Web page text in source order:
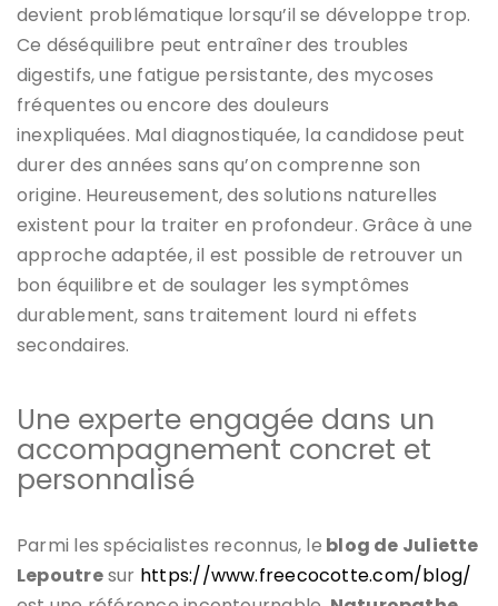
devient problématique lorsqu’il se développe trop.
Ce déséquilibre peut entraîner des troubles
digestifs, une fatigue persistante, des mycoses
fréquentes ou encore des douleurs
inexpliquées. Mal diagnostiquée, la candidose peut
durer des années sans qu’on comprenne son
origine. Heureusement, des solutions naturelles
existent pour la traiter en profondeur. Grâce à une
approche adaptée, il est possible de retrouver un
bon équilibre et de soulager les symptômes
durablement, sans traitement lourd ni effets
secondaires.
Une experte engagée dans un
accompagnement concret et
personnalisé
Parmi les spécialistes reconnus, le blog de Juliette
Lepoutresur https://www.freecocotte.com/blog/